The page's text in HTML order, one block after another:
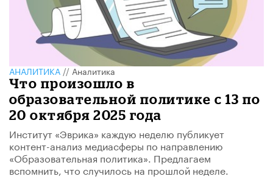
АНАЛИТИКА//Аналитика
Что произошло в
образовательной политике с 13 по
20 октября 2025 года
Институт «Эврика» каждую неделю публикует
контент-анализ медиасферы по направлению
«Образовательная политика». Предлагаем
вспомнить, что случилось на прошлой неделе.